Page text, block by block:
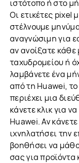
ιστότοπο ή στο
Οι ετικέτες pixel
στέλνουμε
αναγνώσιμη για
αν ανοίξατε
ταχυδρομείου ή
λαμβάνετε ένα
από τη Huawei,
περιέχει μια
κάνετε κλικ για
Huawei. Αν
ιχνηλατήσει την
βοηθήσει να
σας για προϊόντα